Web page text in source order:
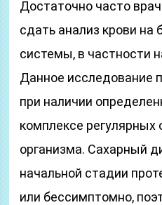
Достаточно часто
сдать анализ крови на
системы, в частности
Данное исследование
при наличии
комплексе регулярных
организма. Сахарный
начальной стадии
или бессимптомно,